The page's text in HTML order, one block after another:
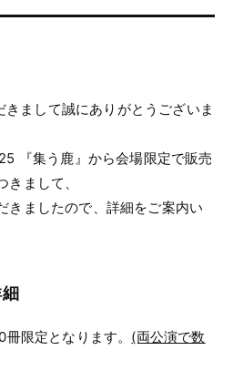
まして誠にありがとうございま
『集う鹿』から会場限定で販売
まして、
きましたので、詳細をご案内い
限定となります。 (両公演で数